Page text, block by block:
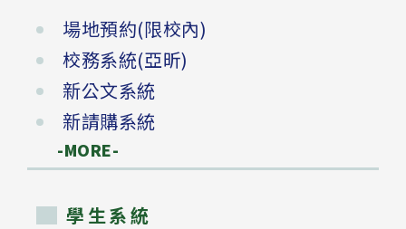
場地預約(限校內)
校務系統(亞昕)
新公文系統
新請購系統
-MORE-
學生系統